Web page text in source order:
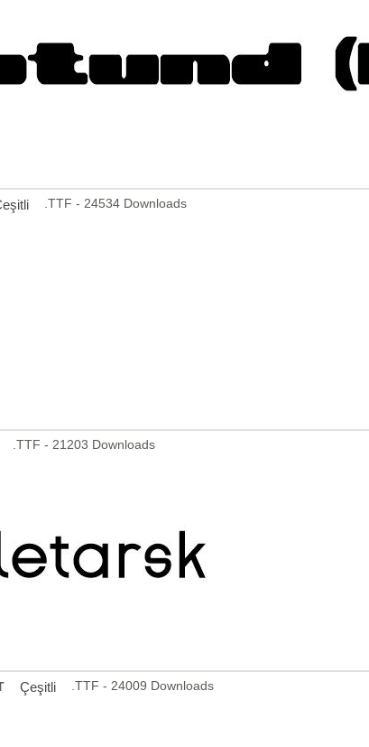
.TTF - 24534 Downloads
.TTF - 21203 Downloads
Çeşitli .TTF - 24009 Downloads